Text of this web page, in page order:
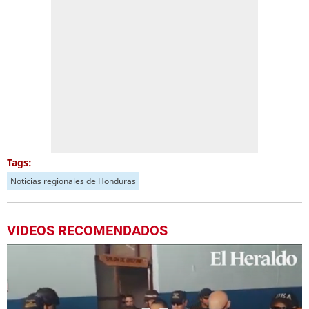
Tags:
Noticias regionales de Honduras
VIDEOS RECOMENDADOS